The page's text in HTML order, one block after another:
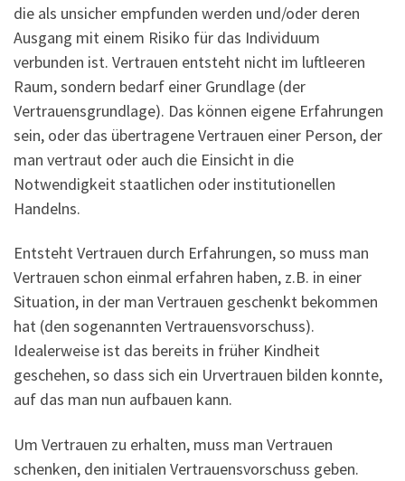
die als unsicher empfunden werden und/oder deren
Ausgang mit einem Risiko für das Individuum
verbunden ist. Vertrauen entsteht nicht im luftleeren
Raum, sondern bedarf einer Grundlage (der
Vertrauensgrundlage). Das können eigene Erfahrungen
sein, oder das übertragene Vertrauen einer Person, der
man vertraut oder auch die Einsicht in die
Notwendigkeit staatlichen oder institutionellen
Handelns.
Entsteht Vertrauen durch Erfahrungen, so muss man
Vertrauen schon einmal erfahren haben, z.B. in einer
Situation, in der man Vertrauen geschenkt bekommen
hat (den sogenannten Vertrauensvorschuss).
Idealerweise ist das bereits in früher Kindheit
geschehen, so dass sich ein Urvertrauen bilden konnte,
auf das man nun aufbauen kann.
Um Vertrauen zu erhalten, muss man Vertrauen
schenken, den initialen Vertrauensvorschuss geben.